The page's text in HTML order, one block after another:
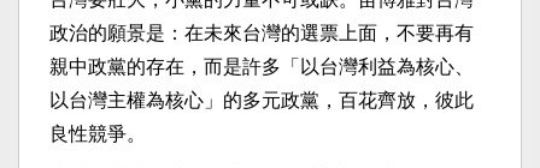
政治的願景是：在未來台灣的選票上面，不要再有
親中政黨的存在，而是許多「以台灣利益為核心、
以台灣主權為核心」的多元政黨，百花齊放，彼此
良性競爭。